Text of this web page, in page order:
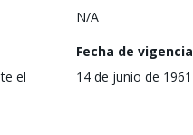
N/A
el
Fecha de vigencia
14 de junio de 1961